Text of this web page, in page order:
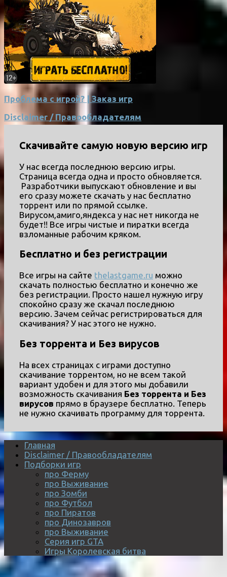
Проблема с игрой? | Заказ игр
Disclaimer / Правообладателям
Скачивайте самую новую версию игр
У нас всегда последнюю версию игры.
Страница всегда одна и просто обновляется.
Разработчики выпускают обновление и вы
его сразу можете скачать у нас бесплатно
торрент или по прямой ссылке.
Вирусом,амиго,яндекса у нас нет никогда не
будет!! Все игры чистые и пиратки всегда
взломанные рабочим кряком.
Бесплатно и без регистрации
Все игры на сайте thelastgame.ru можно
скачать полностью бесплатно и конечно же
без регистрации. Просто нашел нужную игру
спокойно сразу же скачал последнюю
версию. Зачем сейчас регистрироваться для
скачивания? У нас этого не нужно.
Без торрента и Без вирусов
На всех страницах с играми доступно
скачивание торрентом, но не всем такой
вариант удобен и для этого мы добавили
возможность скачивания Без торрента и Без
вирусов прямо в браузере бесплатно. Теперь
не нужно скачивать программу для торрента.
Главная
Disclaimer / Правообладателям
Подборки игр
про Ферму
про Выживание
про Зомби
про Футбол
про Пиратов
про Динозавров
про Выживание
Серия игр GTA
Игры Королевская битва